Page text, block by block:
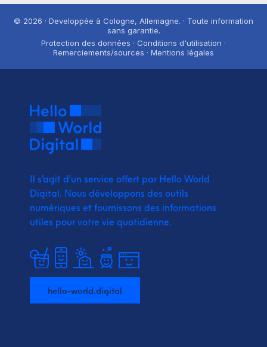
© 2026 · Developpée à Cologne, Allemagne. · Toute information
sans garantie.
Protection des données · Conditions d'utilisation ·
Remerciements/sources · Mentions légales
Il s'agit d'un service offert par Hello World
Digital. Nous développons des outils
numériques et fournissons des informations
utiles pour votre vie quotidienne.
hello-world.digital